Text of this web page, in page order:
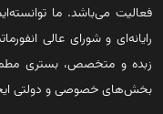
فعالیت می‌باشد. ما
رایانه‌ای و شورای عالی
زبده و متخصص، بستری
بخش‌های خصوصی و دولتی